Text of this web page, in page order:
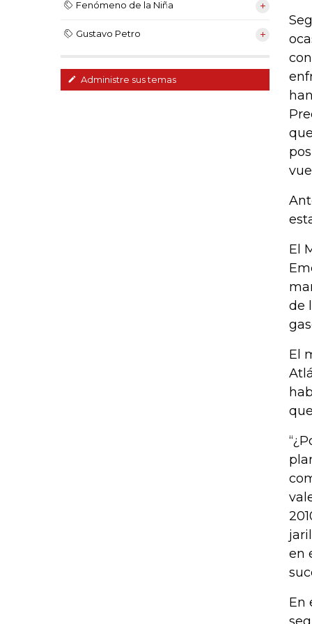
Fenómeno de la Niña
Gustavo Petro
Administre sus temas
El
de
El
en
En